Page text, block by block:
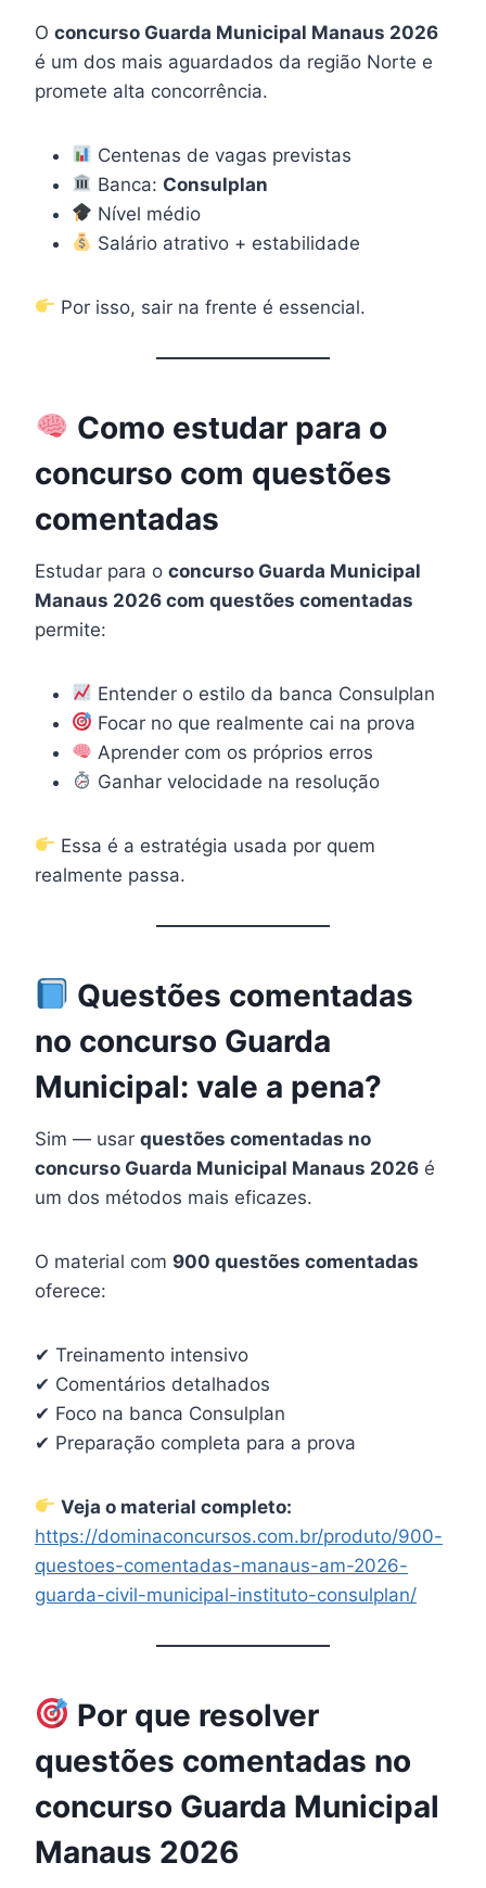
O concurso Guarda Municipal Manaus 2026
é um dos mais aguardados da região Norte e
promete alta concorrência.
Centenas de vagas previstas
Banca: Consulplan
Nível médio
Salário atrativo + estabilidade
Por isso, sair na frente é essencial.
Como estudar para o
concurso com questões
comentadas
Estudar para o concurso Guarda Municipal
Manaus 2026 com questões comentadas
permite:
Entender o estilo da banca Consulplan
Focar no que realmente cai na prova
Aprender com os próprios erros
Ganhar velocidade na resolução
Essa é a estratégia usada por quem
realmente passa.
Questões comentadas
no concurso Guarda
Municipal: vale a pena?
Sim — usar questões comentadas no
concurso Guarda Municipal Manaus 2026 é
um dos métodos mais eficazes.
O material com 900 questões comentadas
oferece:
✔ Treinamento intensivo
✔ Comentários detalhados
✔ Foco na banca Consulplan
✔ Preparação completa para a prova
Veja o material completo:
https://dominaconcursos.com.br/produto/900-
questoes-comentadas-manaus-am-2026-
guarda-civil-municipal-instituto-consulplan/
Por que resolver
questões comentadas no
concurso Guarda Municipal
Manaus 2026